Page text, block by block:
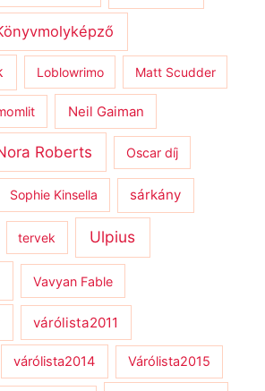
Loblowrimo Matt Scudder
Neil Gaiman
Roberts Oscar díj
Sophie Kinsella sárkány
tervek Ulpius
Vavyan Fable
várólista2011
várólista2014 Várólista2015